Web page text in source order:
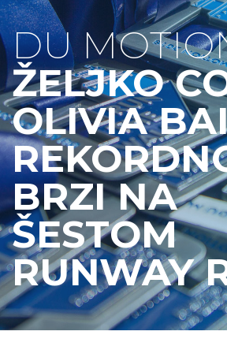
DU
ŽELJKO
OLIVIA
BRZI NA
ŠESTOM
RUNWAY